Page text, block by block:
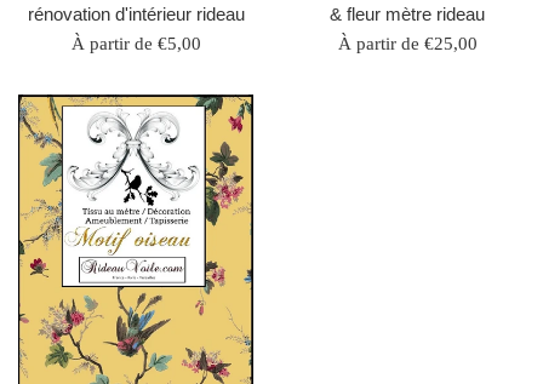
rénovation d'intérieur rideau
À partir de €5,00
& fleur mètre rideau
À partir de €25,00